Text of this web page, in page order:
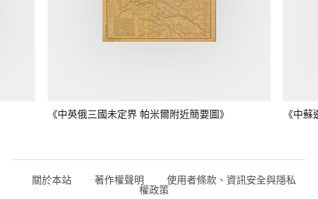
《中英俄三國未定界 帕米爾附近簡要圖》 《中
關於本站 著作權聲明 使用者條款、資訊安全與隱私
權政策